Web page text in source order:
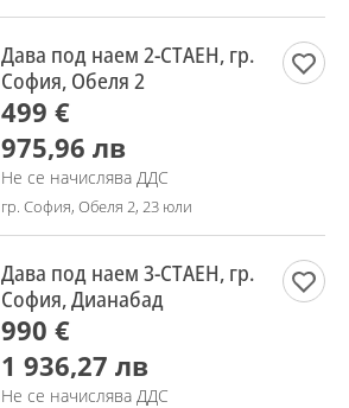
Дава под наем 2-СТАЕН, гр.
София, Обеля 2
499 €
975,96 лв
Не се начислява ДДС
гр. София, Обеля 2, 23 юли
Дава под наем 3-СТАЕН, гр.
София, Дианабад
990 €
1 936,27 лв
Не се начислява ДДС